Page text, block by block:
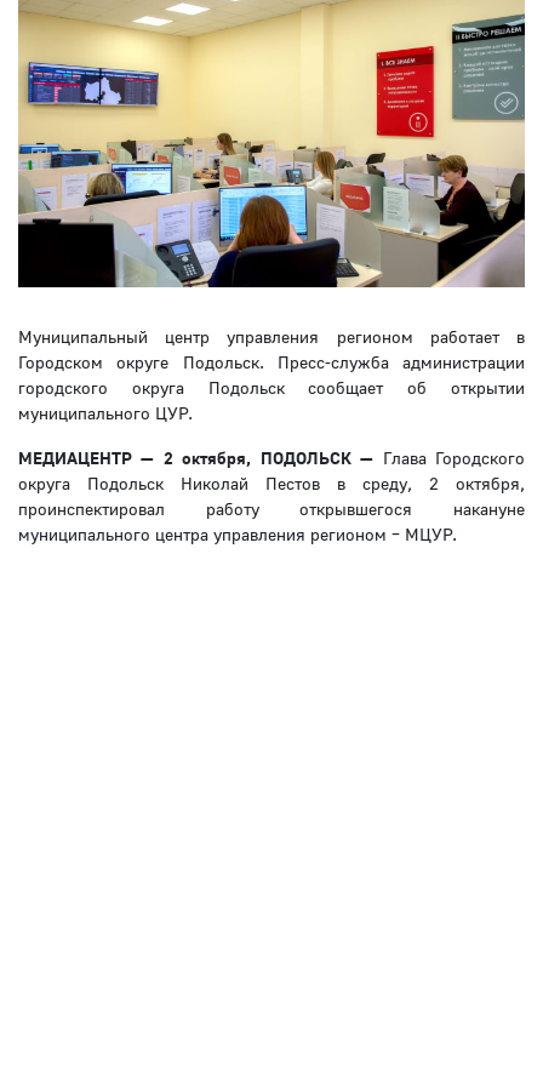
Муниципальный центр управления регионом работает в
Городском округе Подольск. Пресс-служба администрации
городского округа Подольск сообщает об открытии
муниципального ЦУР.
МЕДИАЦЕНТР — 2 октября, ПОДОЛЬСК — Глава Городского
округа Подольск Николай Пестов в среду, 2 октября,
проинспектировал работу открывшегося накануне
муниципального центра управления регионом – МЦУР.